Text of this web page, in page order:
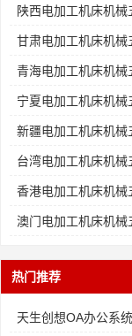
陕西电加工机床机械
甘肃电加工机床机械
青海电加工机床机械
宁夏电加工机床机械
新疆电加工机床机械
台湾电加工机床机械
香港电加工机床机械
澳门电加工机床机械
热门推荐
天生创想OA办公系统